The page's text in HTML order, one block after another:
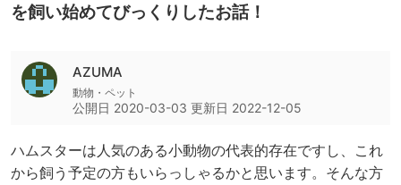
を飼い始めてびっくりしたお話！
AZUMA
動物・ペット
公開日 2020-03-03 更新日 2022-12-05
ハムスターは人気のある小動物の代表的存在ですし、これ
から飼う予定の方もいらっしゃるかと思います。そんな方